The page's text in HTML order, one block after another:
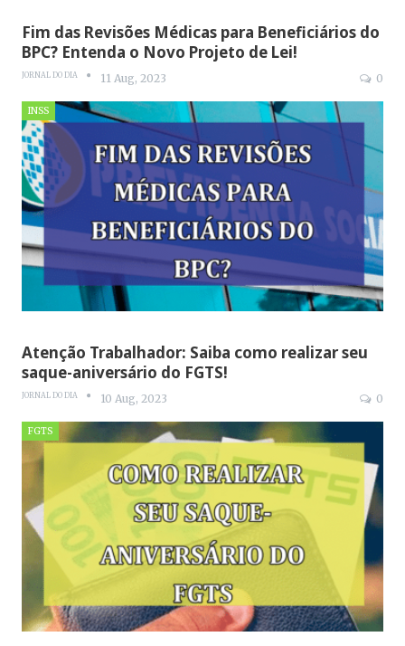
Fim das Revisões Médicas para Beneficiários do
BPC? Entenda o Novo Projeto de Lei!
JORNAL DO DIA 11 Aug, 2023 0
INSS
Atenção Trabalhador: Saiba como realizar seu
saque-aniversário do FGTS!
JORNAL DO DIA 10 Aug, 2023 0
FGTS